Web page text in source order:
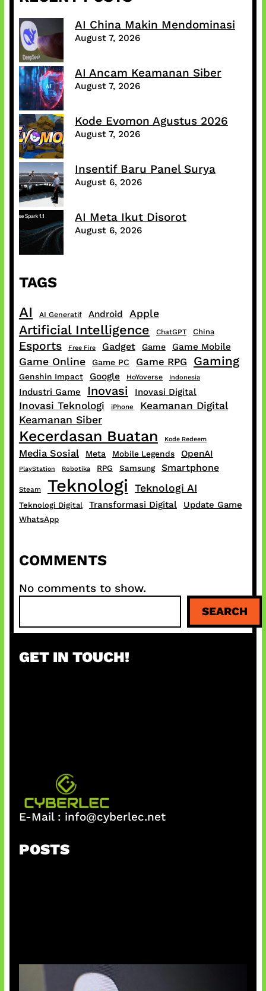
AI China Makin Mendominasi
August 7, 2026
AI Ancam Keamanan Siber
August 7, 2026
Kode Evomon Agustus 2026
August 7, 2026
Insentif Baru Panel Surya
August 6, 2026
AI Meta Ikut Disorot
August 6, 2026
TAGS
AI AI Generatif Android Apple
Artificial Intelligence ChatGPT China
Esports Free Fire Gadget Game Game Mobile
Game Online Game PC Game RPG Gaming
Genshin Impact Google HoYoverse Indonesia
Industri Game Inovasi Inovasi Digital
Inovasi Teknologi iPhone
Keamanan Digital
Keamanan Siber
Kecerdasan Buatan Kode Redeem
Media Sosial Meta Mobile Legends OpenAI
PlayStation Robotika RPG Samsung Smartphone
Steam Teknologi Teknologi AI
Teknologi Digital Transformasi Digital Update Game
WhatsApp
COMMENTS
No comments to show.
a
c
SEARCH
GET IN TOUCH!
E-Mail : info@cyberlec.net
POSTS